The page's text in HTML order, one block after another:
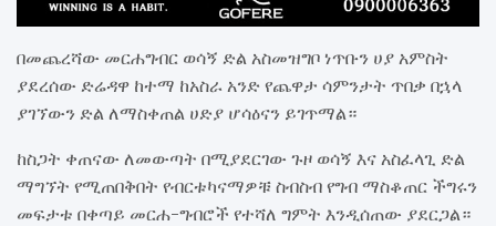
በመጨረሻው መርሐግብር ወሳኝ ድል አስመዝግቦ ነጥቡን ሀያ አምስት
ያደረሰው ድሬዳዋ ከተማ ከአስራ አንድ የጨዋታ ሳምንታት ጥበቃ በኋላ
ያገኘውን ድል ለማስቀጠል ሀድያ ሆሳዕናን ይገጥማል።
ከስጋት ቀጠናው ለመውጣት በሚያደርገው ጉዞ ወሳኝ እና አስፈላጊ ድል
ማግኘት የሚጠበቅበት የብርቱካናማዎቹ ስብስብ የግብ ማስቆጠር ችግሩን
መፍታቱ በቀጣይ መርሐ-ግብሮች የተሻለ ግምት እንዲሰጠው ያደርጋል።